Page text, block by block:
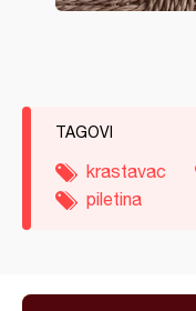
TAGOVI
krastavac
piletina